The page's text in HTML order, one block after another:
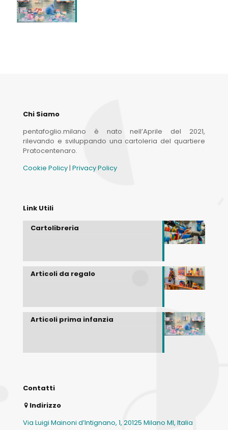
Chi Siamo
pentafoglio.milano è nato nell’Aprile del 2021,
rilevando e sviluppando una cartoleria del quartiere
Pratocentenaro.
Cookie Policy| Privacy Policy
Link Utili
Cartolibreria
Articoli da regalo
Articoli prima infanzia
Contatti
Indirizzo
Via Luigi Mainoni d’Intignano, 1, 20125 Milano MI, Italia